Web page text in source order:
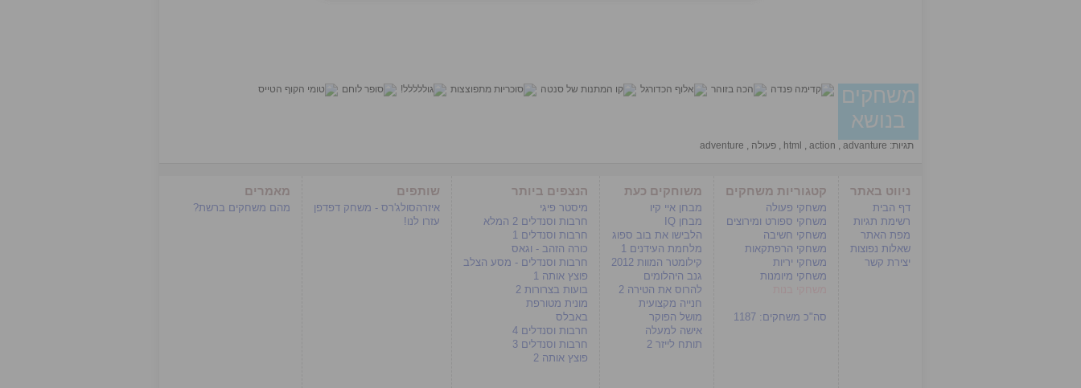
משחקים
בנושא
תגיות: html , action , advanture
, פעולה ,
adventure
ניווט באתר
דף הבית
רשימת תגיות
מפת האתר
שאלות נפוצות
יצירת קשר
קטגוריות משחקים
משחקי פעולה
משחקי ספורט ומירוצים
משחקי חשיבה
משחקי הרפתקאות
משחקי יריות
משחקי מיומנות
סה"כ משחקים: 1187
משוחקים כעת
מבחן איי קיו
מבחן IQ
הלבישו את בוב ספוג
מלחמת העידנים 1
קילומטר המוות 2012
גנב היהלומים
להרוס את הטירה 2
חנייה מקצועית
מושל הפוקר
אישה למעלה
תותח לייזר 2
הנצפים ביותר
מיסטר פיגי
חרבות וסנדלים 2 המלא
חרבות וסנדלים 1
כורה הזהב - וגאס
חרבות וסנדלים - מסע הצלב
פוצץ אותה 1
בועות בצרורות 2
מונית מטורפת
באבלס
חרבות וסנדלים 4
חרבות וסנדלים 3
פוצץ אותה 2
שותפים
איזרהסולג'רס - משחק דפדפן
עזרו לנו!
מאמרים
מהם משחקים ברשת?